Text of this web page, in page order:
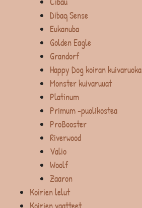
Dibaq Sense
Eukanuba
Golden Eagle
Grandorf
Happy Dog koiran kuivaruoka
Monster kuivaruuat
Platinum
Primum -puolikostea
ProBooster
Riverwood
Valio
Woolf
Zaaron
Koirien lelut